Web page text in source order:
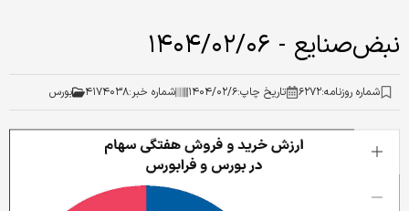
نبض‌صنایع - ۱۴۰۴/۰۲/۰۶
شماره روزنامه:۶۲۷۲ تاریخ چاپ:۱۴۰۴/۰۲/۶ شماره خبر:۴۱۷۴۰۳۸ بورس